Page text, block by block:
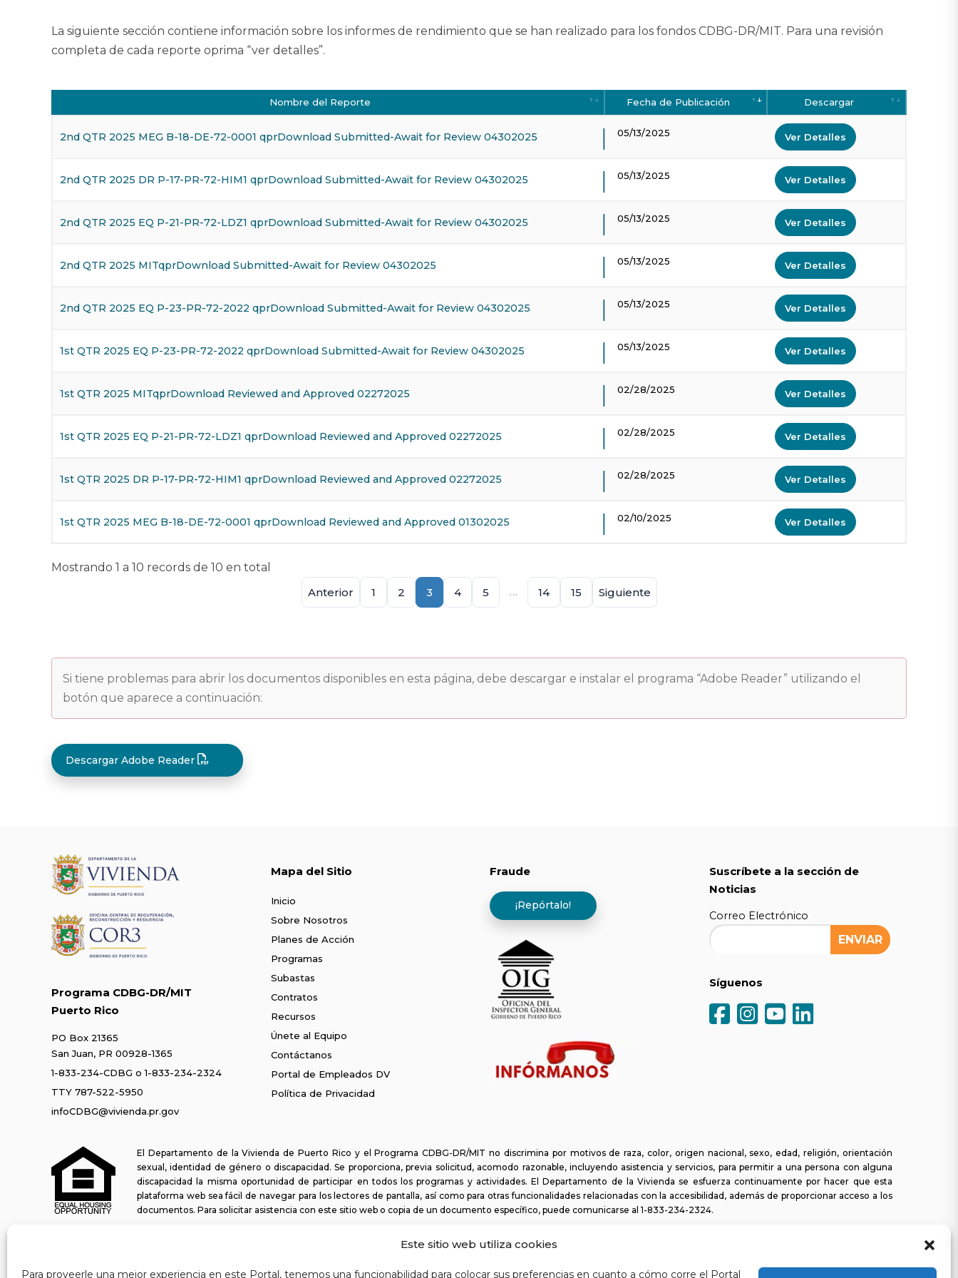
Este sitio web utiliza cookies
Para proveerle una mejor experiencia en este Portal, tenemos una funcionabilidad para colocar sus preferencias en cuanto a cómo corre el Portal
La siguiente sección contiene información sobre los informes de rendimiento que se han realizado para los fondos CDBG-DR/MIT. Para una revisión
completa de cada reporte oprima “ver detalles”.
Nombre del Reporte Fecha de Publicación Descargar
2nd QTR 2025 MEG B-18-DE-72-0001 qprDownload Submitted-Await for Review 04302025 05/13/2025 Ver Detalles
2nd QTR 2025 DR P-17-PR-72-HIM1 qprDownload Submitted-Await for Review 04302025 05/13/2025 Ver Detalles
2nd QTR 2025 EQ P-21-PR-72-LDZ1 qprDownload Submitted-Await for Review 04302025 05/13/2025 Ver Detalles
2nd QTR 2025 MITqprDownload Submitted-Await for Review 04302025 05/13/2025 Ver Detalles
2nd QTR 2025 EQ P-23-PR-72-2022 qprDownload Submitted-Await for Review 04302025 05/13/2025 Ver Detalles
1st QTR 2025 EQ P-23-PR-72-2022 qprDownload Submitted-Await for Review 04302025 05/13/2025 Ver Detalles
1st QTR 2025 MITqprDownload Reviewed and Approved 02272025 02/28/2025 Ver Detalles
1st QTR 2025 EQ P-21-PR-72-LDZ1 qprDownload Reviewed and Approved 02272025 02/28/2025 Ver Detalles
1st QTR 2025 DR P-17-PR-72-HIM1 qprDownload Reviewed and Approved 02272025 02/28/2025 Ver Detalles
1st QTR 2025 MEG B-18-DE-72-0001 qprDownload Reviewed and Approved 01302025 02/10/2025 Ver Detalles
Mostrando 1 a 10 records de 10 en total
Anterior
1 2 3 4 5 … 14 15 Siguiente
Si tiene problemas para abrir los documentos disponibles en esta página, debe descargar e instalar el programa “Adobe Reader” utilizando el
botón que aparece a continuación:
Descargar Adobe Reader
Programa CDBG-DR/MIT
Puerto Rico
PO Box 21365
San Juan, PR 00928-1365
1-833-234-CDBG o1-833-234-2324
TTY 787-522-5950
infoCDBG@vivienda.pr.gov
Mapa del Sitio
Inicio
Sobre Nosotros
Planes de Acción
Programas
Subastas
Contratos
Recursos
Únete al Equipo
Contáctanos
Portal de Empleados DV
Política de Privacidad
Fraude
¡Repórtalo!
Suscríbete a la sección de
Noticias
Correo Electrónico
Síguenos
El Departamento de la Vivienda de Puerto Rico y el Programa CDBG-DR/MIT no discrimina por motivos de raza, color, origen nacional, sexo, edad, religión, orientación
sexual, identidad de género o discapacidad. Se proporciona, previa solicitud, acomodo razonable, incluyendo asistencia y servicios, para permitir a una persona con alguna
discapacidad la misma oportunidad de participar en todos los programas y actividades. El Departamento de la Vivienda se esfuerza continuamente por hacer que esta
plataforma web sea fácil de navegar para los lectores de pantalla, así como para otras funcionalidades relacionadas con la accesibilidad, además de proporcionar acceso a los
documentos. Para solicitar asistencia con este sitio web o copia de un documento específico, puede comunicarse al 1-833-234-2324.